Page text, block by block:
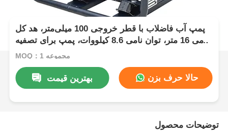
پمپ آب فاضلاب با قطر خروجی 100 میلی‌متر، هد کل
نامی 16 متر، توان نامی 8.6 کیلووات، پمپ برای تصفیه
فاضلاب و انتقال پساب
MOQ：1 مجموعه
بهترین قیمت حالا حرف بزن
توضیحات محصول